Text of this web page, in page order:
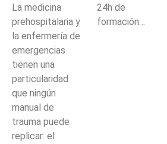
La medicina
prehospitalaria y
la enfermería de
emergencias
tienen una
particularidad
que ningún
manual de
trauma puede
replicar: el
24h de
formación…